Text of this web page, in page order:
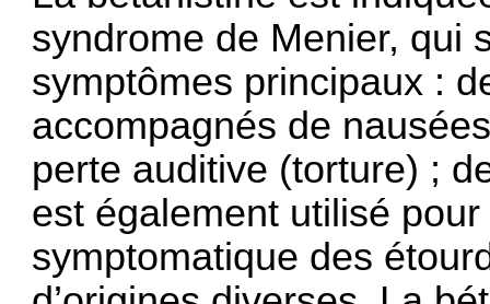
syndrome de Menier, qui
symptômes principaux :
accompagnés de
perte auditive (torture) ;
est également utilisé
symptomatique des